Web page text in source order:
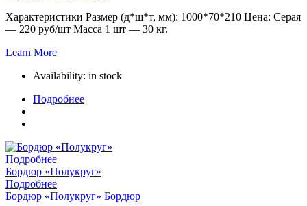
Характеристики Размер (д*ш*т, мм): 1000*70*210 Цена: Серая
— 220 руб/шт Масса 1 шт — 30 кг.
Learn More
Availability: in stock
Подробнее
Подробнее
Бордюр «Полукруг»
Подробнее
Бордюр «Полукруг» Бордюр